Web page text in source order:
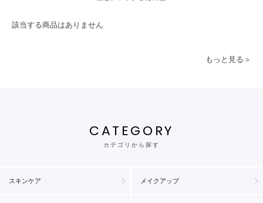
該当する商品はありません
もっと見る＞
CATEGORY
カテゴリから探す
スキンケア メイクアップ